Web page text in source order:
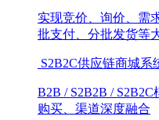
实现竞价、询价、需
批支付、分批发货等
S2B2C供应链商城系
B2B / S2B2B /
购买、渠道深度融合